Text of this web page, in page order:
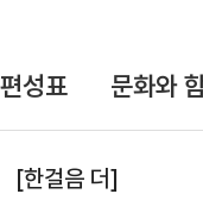
편성표 문화와
[한걸음 더]